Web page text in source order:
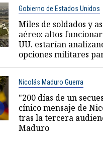
Gobierno de Estados Unidos
Miles de soldados y
aéreo: altos
UU. estarían
opciones militares
Nicolás Maduro Guerra
"200 días de un
cínico mensaje de
tras la tercera
Maduro